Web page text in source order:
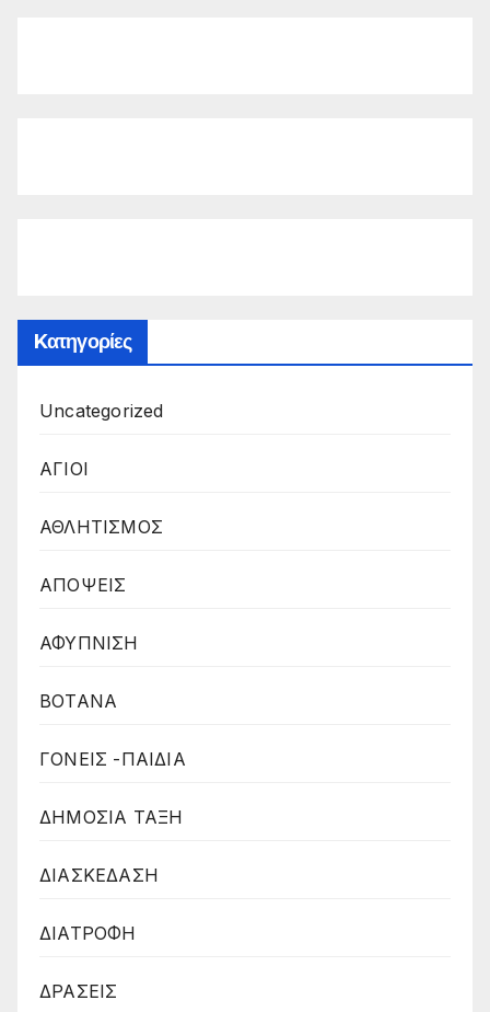
Kατηγορίες
Uncategorized
ΑΓΙΟΙ
ΑΘΛΗΤΙΣΜΟΣ
ΑΠΟΨΕΙΣ
ΑΦΥΠΝΙΣΗ
ΒΟΤΑΝΑ
ΓΟΝΕΙΣ -ΠΑΙΔΙΑ
ΔΗΜΟΣΙΑ ΤΑΞΗ
ΔΙΑΣΚΕΔΑΣΗ
ΔΙΑΤΡΟΦΗ
ΔΡΑΣΕΙΣ